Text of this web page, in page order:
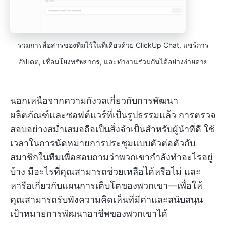
รวมการสื่อสารของทีมไว้ในที่เดียวด้วย ClickUp Chat, แชร์การ
อัปเดต, เชื่อมโยงทรัพยากร, และทำงานร่วมกันได้อย่างง่ายดาย
นอกเหนือจากความกังวลเกี่ยวกับการพัฒนา
ผลิตภัณฑ์และซอฟต์แวร์ที่เป็นรูปธรรมแล้ว การตรวจ
สอบอย่างสม่ำเสมอถือเป็นสิ่งจำเป็นสำหรับผู้นำที่ดี ใช้
เวลาในการนัดหมายการประชุมแบบตัวต่อตัวกับ
สมาชิกในทีมเพื่อสอบถามว่าพวกเขากำลังทำอะไรอยู่
บ้าง มีอะไรที่คุณสามารถช่วยเหลือได้หรือไม่ และ
หารือเกี่ยวกับแผนการเติบโตของพวกเขา—เพื่อให้
คุณสามารถรับฟังความคิดเห็นที่มีค่าและสนับสนุน
เป้าหมายการพัฒนาอาชีพของพวกเขาได้